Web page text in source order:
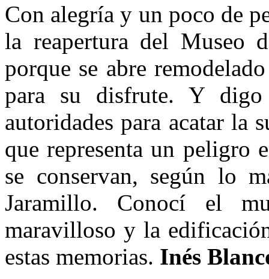
Con alegría y un poco de
la reapertura del Museo
porque se abre
para su disfrute. Y
autoridades para acatar la
que representa un peligro
se conservan, según lo
Jaramillo. Conocí el
maravilloso y la
estas memorias. Inés